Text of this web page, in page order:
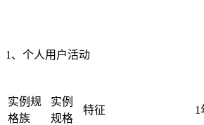
1、个人用户活动
实例规
格族
实例
规格
特征 1